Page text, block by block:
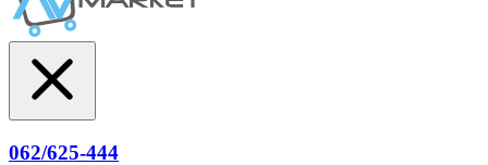
062/625-444